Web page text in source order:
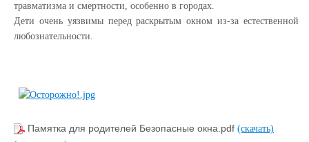
травматизма и смертности, особенно в городах.
Дети очень уязвимы перед раскрытым окном из-за естественной
любознательности.
Памятка для родителей Безопасные окна.pdf (скачать)